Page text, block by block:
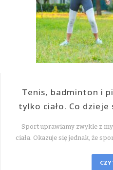
Tenis, badminton i
tylko ciało. Co
Sport uprawiamy zwykle z
ciała. Okazuje się jednak, że